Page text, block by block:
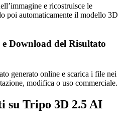
e ricostruisce le
poi automaticamente il modello 3D
Download del Risultato
generato online e scarica i file nei
modifica o uso commerciale.
su Tripo 3D 2.5 AI